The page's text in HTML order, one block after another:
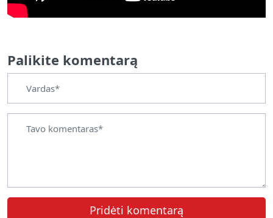
Palikite komentarą
Pridėti komentarą